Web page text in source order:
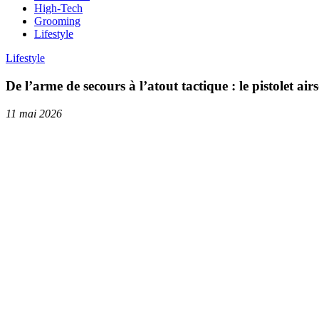
High-Tech
Grooming
Lifestyle
Lifestyle
De l’arme de secours à l’atout tactique : le pistolet
11 mai 2026